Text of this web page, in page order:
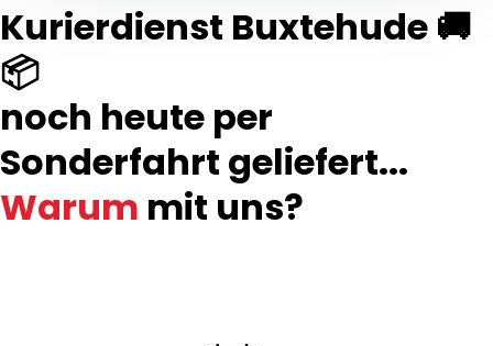
Kurierdienst Buxtehude 🚚
📦
noch heute per
Sonderfahrt geliefert...
Warum mit uns?